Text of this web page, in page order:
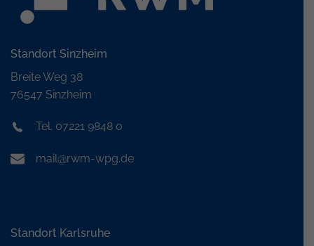
Standort Sinzheim
Breite Weg 38
76547 Sinzheim
Tel. 07221 9848 0
mail@rwm-wpg.de
Standort Karlsruhe